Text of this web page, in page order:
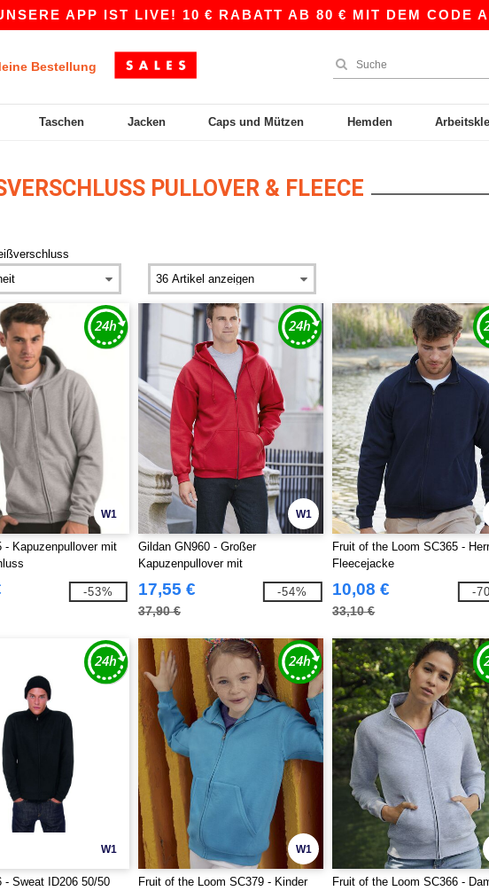
IST LIVE! 10 € RABATT AB 80 € MIT DEM CODE APP10 –
Bestellung
Taschen Jacken Caps und Mützen Hemden
PULLOVER & FLEECE
W1
- Kapuzenpullover mit
-53%
W1
Gildan GN960 - Großer
Kapuzenpullover mit
Reißverschluss
17,55 €
37,90 €
-54%
Fruit of the Loom SC365 -
Fleecejacke
10,08 €
33,10 €
-
W1
- Sweat ID206 50/50
W1
Fruit of the Loom SC379 - Kinder
Fruit of the Loom SC366 -